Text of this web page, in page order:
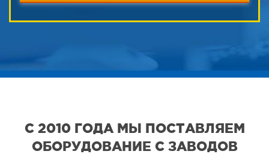
С 2010 ГОДА МЫ ПОСТАВЛЯЕМ
ОБОРУДОВАНИЕ С ЗАВОДОВ